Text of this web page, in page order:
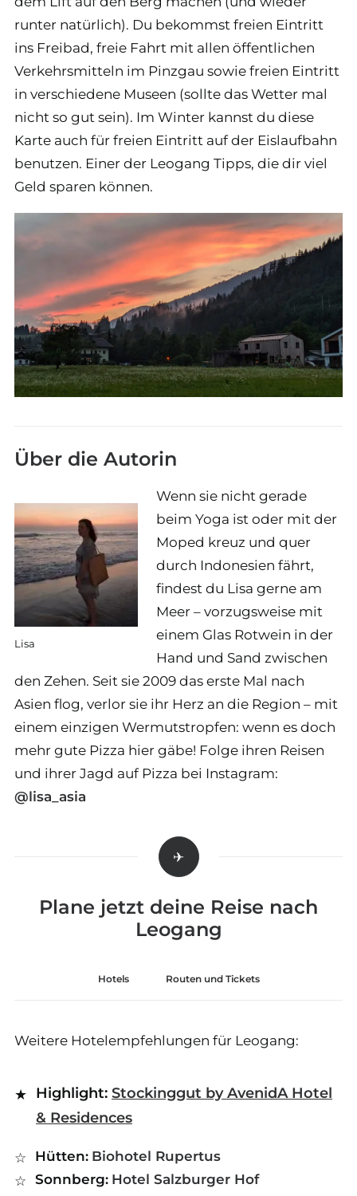
runter natürlich). Du bekommst freien Eintritt
ins Freibad, freie Fahrt mit allen öffentlichen
Verkehrsmitteln im Pinzgau sowie freien Eintritt
in verschiedene Museen (sollte das Wetter mal
nicht so gut sein). Im Winter kannst du diese
Karte auch für freien Eintritt auf der Eislaufbahn
benutzen. Einer der Leogang Tipps, die dir viel
Geld sparen können.
Über die Autorin
Lisa
Wenn sie nicht gerade
beim Yoga ist oder mit der
Moped kreuz und quer
durch Indonesien fährt,
findest du Lisa gerne am
Meer – vorzugsweise mit
einem Glas Rotwein in der
Hand und Sand zwischen
den Zehen. Seit sie 2009 das erste Mal nach
Asien flog, verlor sie ihr Herz an die Region – mit
einem einzigen Wermutstropfen: wenn es doch
mehr gute Pizza hier gäbe! Folge ihren Reisen
und ihrer Jagd auf Pizza bei Instagram:
@lisa_asia
Plane jetzt deine Reise nach
Leogang
Hotels Routen und Tickets
Weitere Hotelempfehlungen für Leogang:
Highlight: Stockinggut by AvenidA Hotel
& Residences
Hütten: Biohotel Rupertus
Sonnberg: Hotel Salzburger Hof